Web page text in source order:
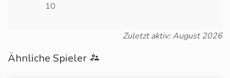
10
Zuletzt aktiv: August 2026
Ähnliche Spieler